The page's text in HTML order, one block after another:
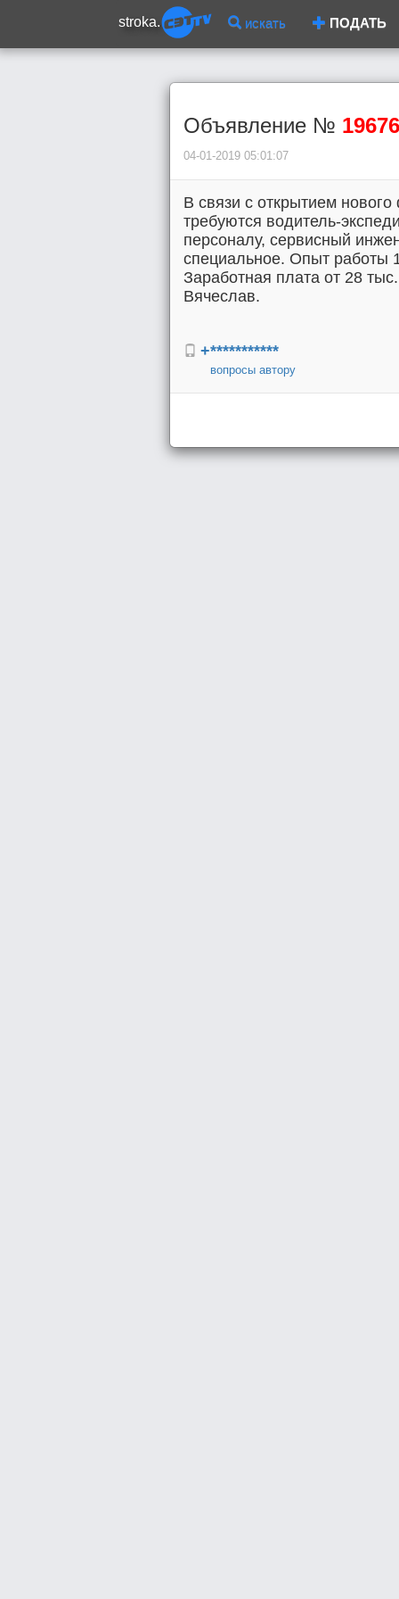
stroka. искать ПОДАТЬ
Объявление № 19676
04-01-2019 05:01:07
В связи с открытием
требуются водитель-
персоналу, сервисный
специальное. Опыт работы
Заработная плата от 28
Вячеслав.
+***********
вопросы автору